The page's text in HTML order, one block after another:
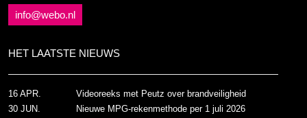
info@webo.nl
HET LAATSTE NIEUWS
Videoreeks met Peutz over brandveiligheid
16 APR.
Nieuwe MPG-rekenmethode per 1 juli 2026
30 JUN.